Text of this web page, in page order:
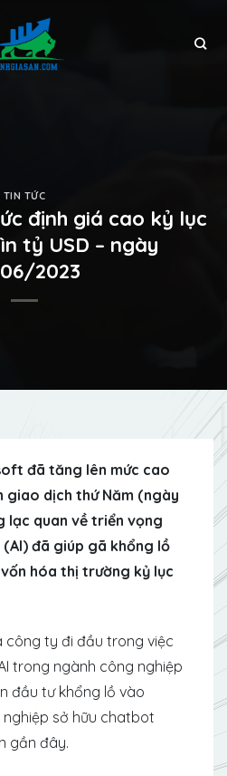
TIN TỨC
định giá cao kỷ lục
tỷ USD – ngày
2023
đã tăng lên mức cao
giao dịch thứ Năm (ngày
lạc quan về triển vọng
đã giúp gã khổng lồ
hóa thị trường kỷ lục
công ty đi đầu trong việc
trong ngành công nghiệp
đầu tư khổng lồ vào
nghiệp sở hữu chatbot
gần đây.